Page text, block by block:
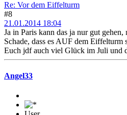
Re: Vor dem Eiffelturm
#8
21.01.2014 18:04
Ja in Paris kann das ja nur gut
Schade, dass es AUF dem Eiffelturm
Euch jdf auch viel Glück im Juli und
Angel33